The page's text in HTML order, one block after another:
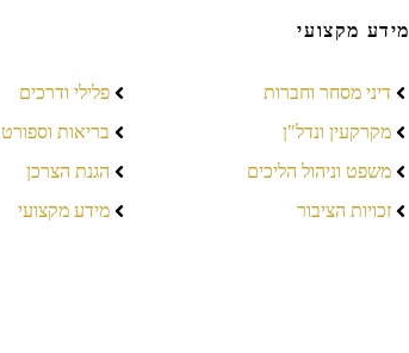
מידע מקצועי
דיני מסחר וחברות
מקרקעין ונדל"ן
משפט וניהול הליכים
זכויות הציבור
פלילי ודרכים
בריאות וספורט
הגנת הצרכן
מידע מקצועי